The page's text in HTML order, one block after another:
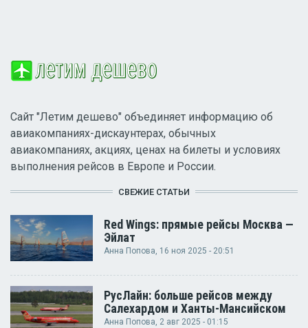
Сайт "Летим дешево" объединяет информацию об
авиакомпаниях-дискаунтерах, обычных
авиакомпаниях, акциях, ценах на билеты и условиях
выполнения рейсов в Европе и России.
СВЕЖИЕ СТАТЬИ
Red Wings: прямые рейсы Москва —
Эйлат
Анна Попова , 16 ноя 2025 - 20:51
РусЛайн: больше рейсов между
Салехардом и Ханты-Мансийском
Анна Попова, 2 авг 2025 - 01:15